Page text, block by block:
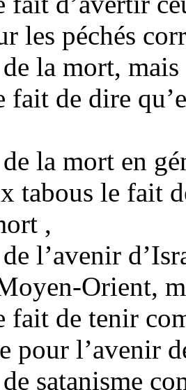
les péchés
la mort,
fait de dire
la mort en
tabous le fait
,
l’avenir
Orient,
fait de tenir
pour l’avenir
satanisme